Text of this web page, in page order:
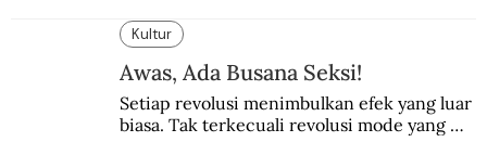
Kultur
Awas, Ada Busana Seksi!
Setiap revolusi menimbulkan efek yang luar
biasa. Tak terkecuali revolusi mode yang